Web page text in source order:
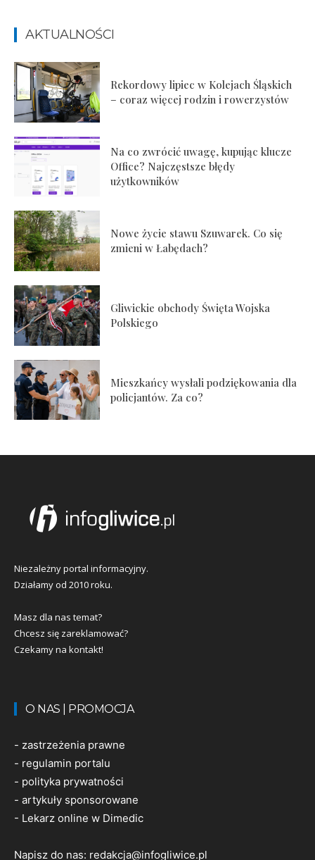
AKTUALNOŚCI
Rekordowy lipiec w Kolejach Śląskich
– coraz więcej rodzin i rowerzystów
Na co zwrócić uwagę, kupując klucze
Office? Najczęstsze błędy
użytkowników
Nowe życie stawu Szuwarek. Co się
zmieni w Łabędach?
Gliwickie obchody Święta Wojska
Polskiego
Mieszkańcy wysłali podziękowania dla
policjantów. Za co?
Niezależny portal informacyjny.
Działamy od 2010 roku.
Masz dla nas temat?
Chcesz się zareklamować?
Czekamy na kontakt!
O NAS | PROMOCJA
- zastrzeżenia prawne
- regulamin portalu
- polityka prywatności
- artykuły sponsorowane
- Lekarz online w Dimedic
Napisz do nas: redakcja@infogliwice.pl